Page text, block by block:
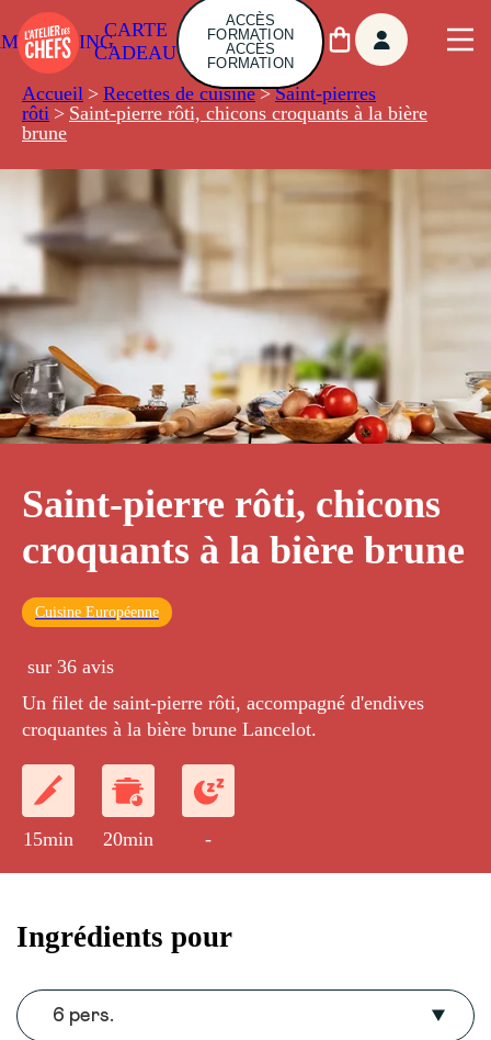
CARTE
CADEAU
ACCÈS
FORMATION
ACCÈS
FORMATION
Accueil > Recettes de cuisine > Saint-pierres
rôti > Saint-pierre rôti, chicons croquants à la bière
brune
Saint-pierre rôti, chicons
croquants à la bière brune
Cuisine Européenne
sur 36 avis
Un filet de saint-pierre rôti, accompagné d'endives
croquantes à la bière brune Lancelot.
15min 20min -
Ingrédients pour
6 pers.